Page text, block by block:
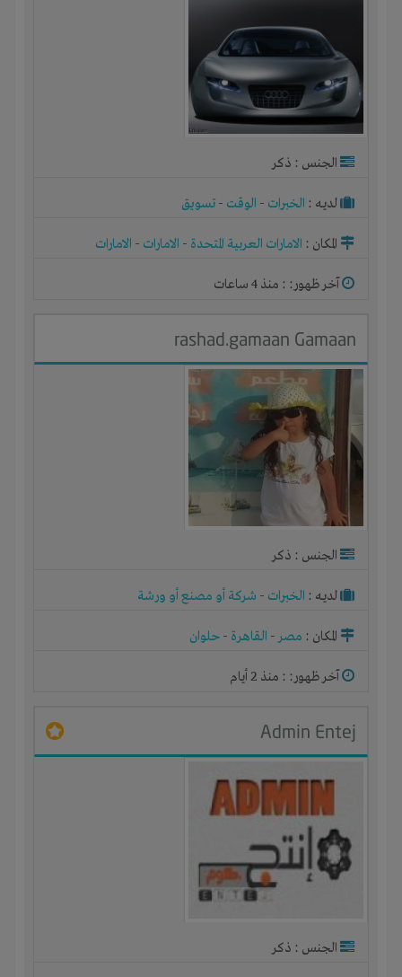
الجنس : ذكر
لديـه : الخبرات - الوقت - تسويق
المكان : الامارات العربية المتحدة - الامارات - الامارات
آخر ظهور: : منذ 4 ساعات
rashad.gamaan Gamaan
الجنس : ذكر
لديـه : الخبرات - شركة أو مصنع أو ورشة
المكان : مصر- القاهرة - حلوان
آخر ظهور: : منذ 2 أيام
Admin Entej
الجنس : ذكر